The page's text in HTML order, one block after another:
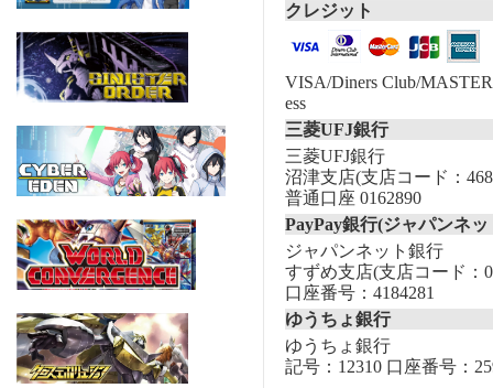
クレジット
VISA/Diners Club/
ess
三菱UFJ銀行
三菱UFJ銀行
沼津支店(支店コード：
普通口座 0162890
PayPay銀行(ジャパンネ
ジャパンネット銀行
すずめ支店(支店コード：
口座番号：4184281
ゆうちょ銀行
ゆうちょ銀行
記号：12310 口座番号：